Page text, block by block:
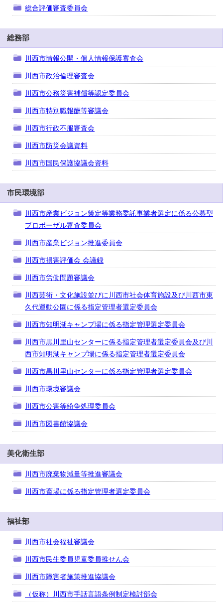
総合評価審査委員会
総務部
川西市情報公開・個人情報保護審査会
川西市政治倫理審査会
川西市公務災害補償等認定委員会
川西市特別職報酬等審議会
川西市行政不服審査会
川西市防災会議資料
川西市国民保護協議会資料
市民環境部
川西市産業ビジョン策定等業務委託事業者選定に係る公募型
プロポーザル審査委員会
川西市産業ビジョン推進委員会
川西市損害評価会 会議録
川西市労働問題審議会
川西芸術・文化施設並びに川西市社会体育施設及び川西市東
久代運動公園に係る指定管理者選定委員会
川西市知明湖キャンプ場に係る指定管理選定委員会
川西市黒川里山センターに係る指定管理者選定委員会及び川
西市知明湖キャンプ場に係る指定管理者選定委員会
川西市黒川里山センターに係る指定管理者選定委員会
川西市環境審議会
川西市公害等紛争処理委員会
川西市図書館協議会
美化衛生部
川西市廃棄物減量等推進審議会
川西市斎場に係る指定管理者選定委員会
福祉部
川西市社会福祉審議会
川西市民生委員児童委員推せん会
川西市障害者施策推進協議会
（仮称）川西市手話言語条例制定検討部会